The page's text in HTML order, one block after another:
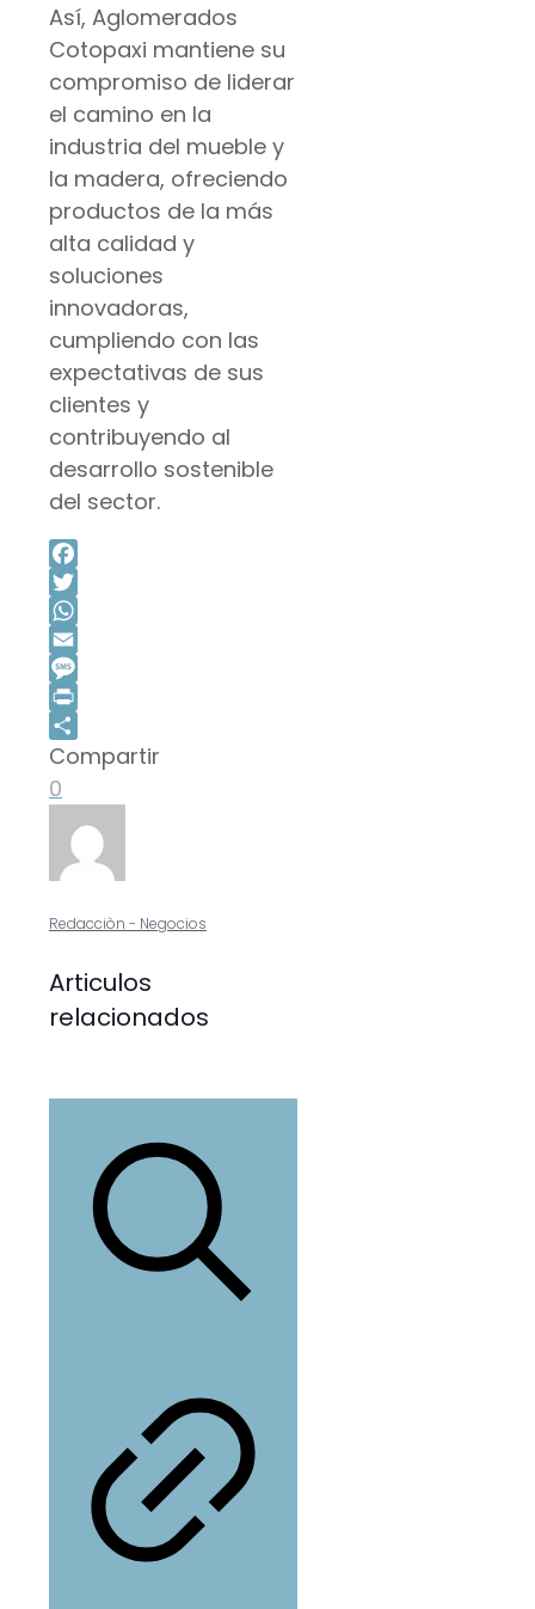
Así, Aglomerados
Cotopaxi mantiene su
compromiso de liderar
el camino en la
industria del mueble y
la madera, ofreciendo
productos de la más
alta calidad y
soluciones
innovadoras,
cumpliendo con las
expectativas de sus
clientes y
contribuyendo al
desarrollo sostenible
del sector.
Facebook
Twitter
WhatsApp
Email
Message
Print
Compartir
Compartir
0
Redacciòn - Negocios
Articulos
relacionados